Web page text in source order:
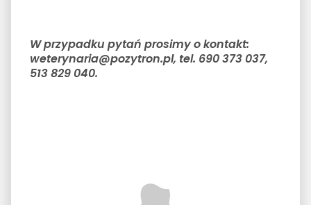
W przypadku pytań prosimy o kontakt:
weterynaria@pozytron.pl, tel. 690 373 037,
513 829 040.